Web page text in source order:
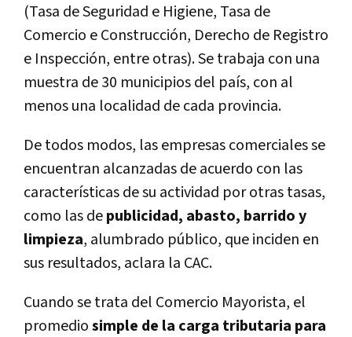
(Tasa de Seguridad e Higiene, Tasa de
Comercio e Construcción, Derecho de Registro
e Inspección, entre otras). Se trabaja con una
muestra de 30 municipios del país, con al
menos una localidad de cada provincia.
De todos modos, las empresas comerciales se
encuentran alcanzadas de acuerdo con las
características de su actividad por otras tasas,
como las depublicidad, abasto, barrido y
limpieza, alumbrado público, que inciden en
sus resultados, aclara la CAC.
Cuando se trata del Comercio Mayorista, el
promediosimple de la carga tributaria para